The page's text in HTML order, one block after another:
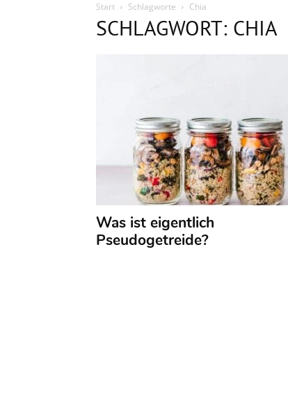
Start Schlagworte Chia
SCHLAGWORT: CHIA
Was ist eigentlich
Pseudogetreide?